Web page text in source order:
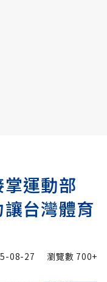
運動部
讓台灣體育
08-27 瀏覽數 700+